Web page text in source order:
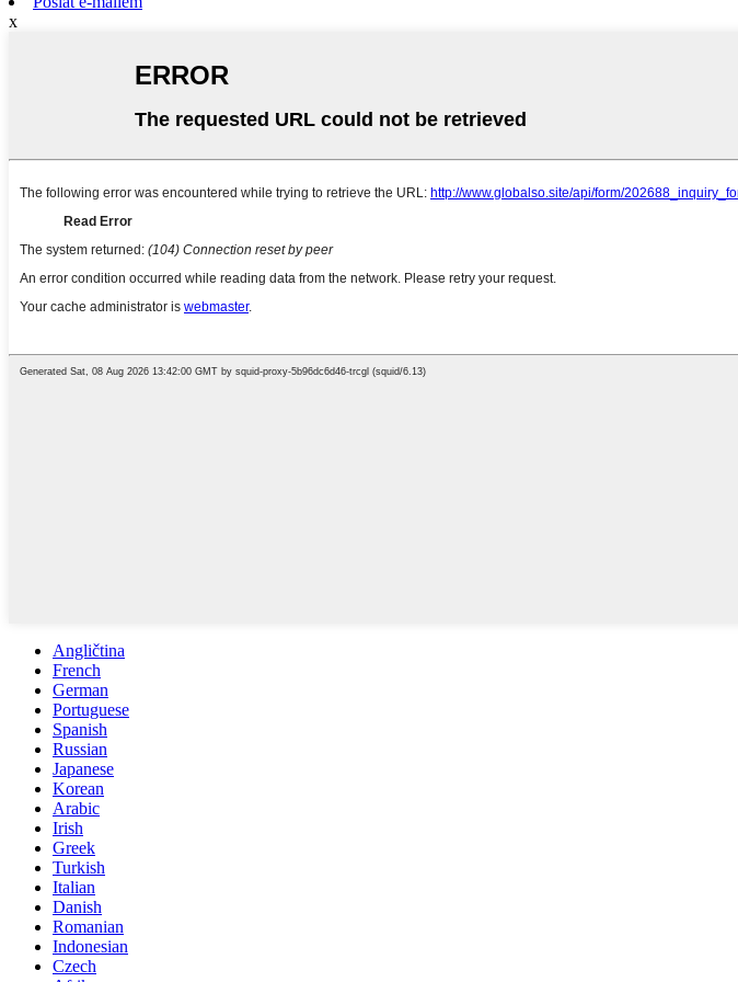
x
Angličtina
French
German
Portuguese
Spanish
Russian
Japanese
Korean
Arabic
Irish
Greek
Turkish
Italian
Danish
Romanian
Indonesian
Czech